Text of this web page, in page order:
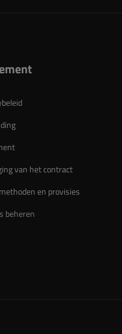
van het contract
en provisies
beheren